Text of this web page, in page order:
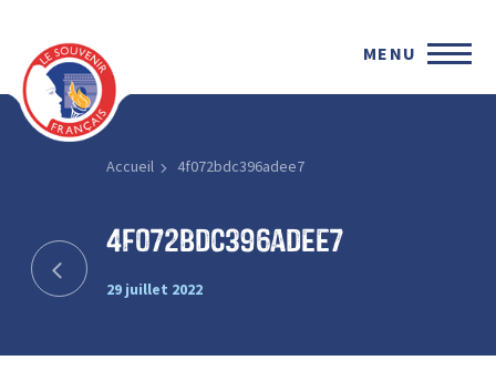
MENU
Accueil 4f072bdc396adee7
4f072bdc396adee7
29 juillet 2022